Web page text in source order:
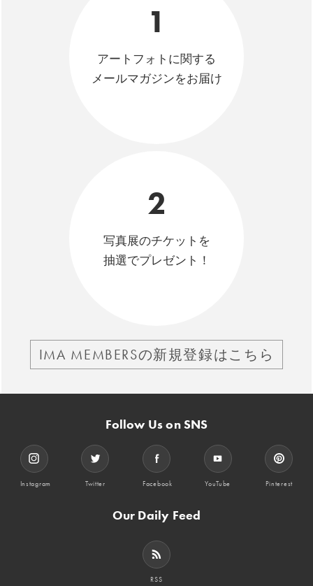
1
アートフォトに関する
メールマガジンをお届け
2
写真展のチケットを
抽選でプレゼント！
IMA MEMBERSの新規登録はこちら
Follow Us on SNS
Instagram Twitter Facebook YouTube Pinterest
Our Daily Feed
RSS